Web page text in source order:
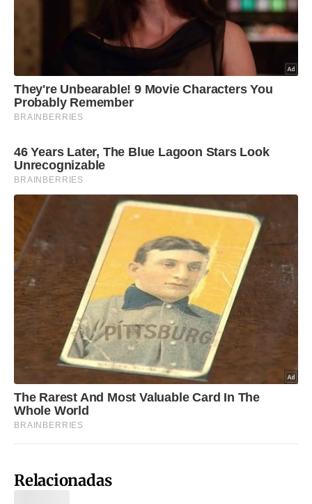
Relacionadas